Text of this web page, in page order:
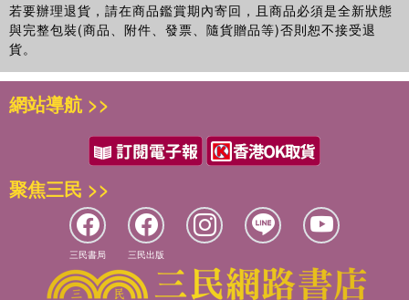
若要辦理退貨，請在商品鑑賞期內寄回，且商品必須是全新狀態
與完整包裝(商品、附件、發票、隨貨贈品等)否則恕不接受退
貨。
網站導航 >>
聚焦三民 >>
三民書局 三民出版